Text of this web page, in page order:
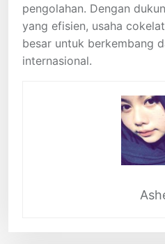
pengolahan. Dengan
yang efisien, usaha
besar untuk berkembang
internasional.